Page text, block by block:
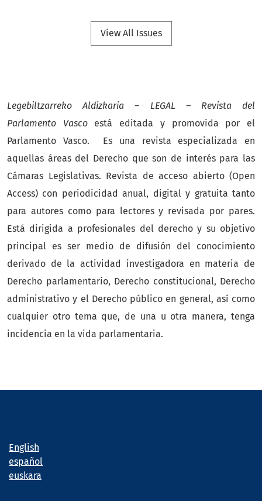
View All Issues
Legebiltzarreko Aldizkaria – LEGAL – Revista del
Parlamento Vascoestá editada y promovida por el
Parlamento Vasco. Es una revista especializada en
aquellas áreas del Derecho que son de interés para las
Cámaras Legislativas. Revista de acceso abierto (Open
Access) con periodicidad anual, digital y gratuita tanto
para autores como para lectores y revisada por pares.
Está dirigida a profesionales del derecho y su objetivo
principal es ser medio de difusión del conocimiento
derivado de la actividad investigadora en materia de
Derecho parlamentario, Derecho constitucional, Derecho
administrativo y el Derecho público en general, así como
cualquier otro tema que, de una u otra manera, tenga
incidencia en la vida parlamentaria.
English
español
euskara